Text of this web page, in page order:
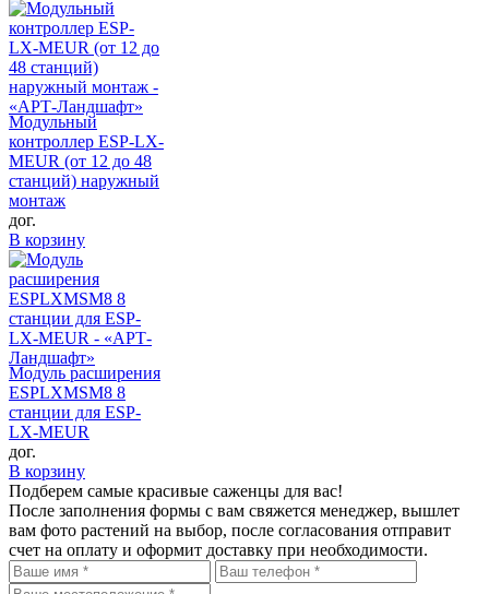
Модульный
контроллер ESP-LX-
MEUR (от 12 до 48
станций) наружный
монтаж
дог.
В корзину
Модуль расширения
ESPLXMSM8 8
станции для ESP-
LX-MEUR
дог.
В корзину
Подберем самые красивые саженцы для вас!
После заполнения формы с вам свяжется менеджер, вышлет
вам фото растений на выбор, после согласования отправит
счет на оплату и оформит доставку при необходимости.